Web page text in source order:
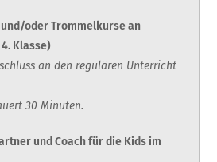
oder Trommelkurse an
Klasse)
an den regulären Unterricht
30 Minuten.
und Coach für die Kids im